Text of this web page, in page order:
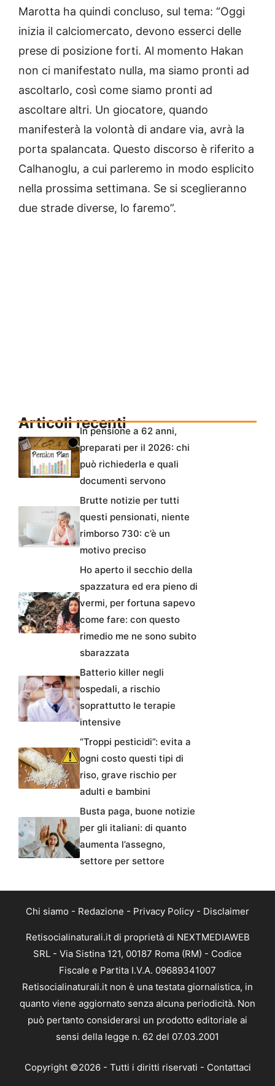
Marotta ha quindi concluso, sul tema: “Oggi
inizia il calciomercato, devono esserci delle
prese di posizione forti. Al momento Hakan
non ci manifestato nulla, ma siamo pronti ad
ascoltarlo, così come siamo pronti ad
ascoltare altri. Un giocatore, quando
manifesterà la volontà di andare via, avrà la
porta spalancata. Questo discorso è riferito a
Calhanoglu, a cui parleremo in modo esplicito
nella prossima settimana. Se si sceglieranno
due strade diverse, lo faremo”.
Articoli recentiIn pensione a 62 anni,
preparati per il 2026: chi
può richiederla e quali
documenti servono
Brutte notizie per tutti
questi pensionati, niente
rimborso 730: c’è un
motivo preciso
Ho aperto il secchio della
spazzatura ed era pieno di
vermi, per fortuna sapevo
come fare: con questo
rimedio me ne sono subito
sbarazzata
Batterio killer negli
ospedali, a rischio
soprattutto le terapie
intensive
“Troppi pesticidi”: evita a
ogni costo questi tipi di
riso, grave rischio per
adulti e bambini
Busta paga, buone notizie
per gli italiani: di quanto
aumenta l’assegno,
settore per settore
Chi siamo - Redazione - Privacy Policy - Disclaimer
Retisocialinaturali.it di proprietà di NEXTMEDIAWEB
SRL - Via Sistina 121, 00187 Roma (RM) - Codice
Fiscale e Partita I.V.A. 09689341007
Retisocialinaturali.it non è una testata giornalistica, in
quanto viene aggiornato senza alcuna periodicità. Non
può pertanto considerarsi un prodotto editoriale ai
sensi della legge n. 62 del 07.03.2001
Copyright ©2026 - Tutti i diritti riservati - Contattaci